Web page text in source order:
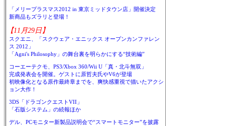
「メリープラスマス2012 in 東京ミッドタウン店」開催決定
新商品もズラリと登場！
【11月29日】
スクエニ、「スクウェア・エニックス オープンカンファレン
ス 2012」
「Agni's Philosophy」の舞台裏を明らかにする“技術編”
コーエーテクモ、PS3/Xbox 360/Wii U「真・北斗無双」
完成発表会を開催。ゲストに原哲夫氏やV6が登場
初映像化となる原作最終章までを、爽快感重視で描いたアクシ
ョン大作！
3DS「ドラゴンクエストVII」
「石版システム」の続報ほか
デル、PCモニター新製品説明会で“スマートモニター”を披露